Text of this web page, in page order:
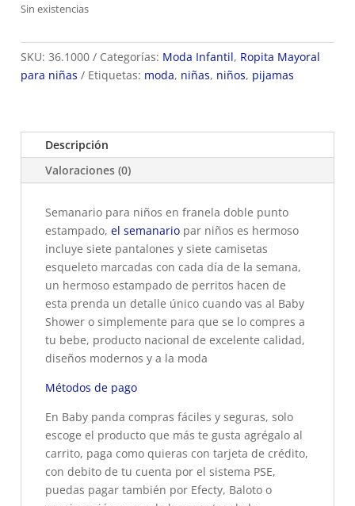
Sin existencias
SKU: 36.1000 Categorías: Moda Infantil, Ropita Mayoral
para niñas
Etiquetas: moda, niñas, niños, pijamas
Descripción
Valoraciones (0)
Semanario para niños en franela doble punto
estampado, el semanario par niños es hermoso
incluye siete pantalones y siete camisetas
esqueleto marcadas con cada día de la semana,
un hermoso estampado de perritos hacen de
esta prenda un detalle único cuando vas al Baby
Shower o simplemente para que se lo compres a
tu bebe, producto nacional de excelente calidad,
diseños modernos y a la moda
Métodos de pago
En Baby panda compras fáciles y seguras, solo
escoge el producto que más te gusta agrégalo al
carrito, paga como quieras con tarjeta de crédito,
con debito de tu cuenta por el sistema PSE,
puedas pagar también por Efecty, Baloto o